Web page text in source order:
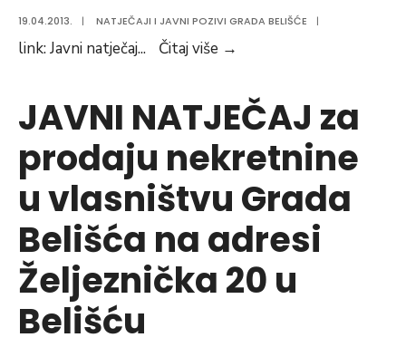
19.04.2013. | NATJEČAJI I JAVNI POZIVI GRADA BELIŠĆE |
link: Javni natječaj... Čitaj više →
ZA
PRIJAM
SLUŽBENIKA
U
SLUŽBU,
RADNO
MJESTO
SAVJETNIK
JAVNI NATJEČAJ za
prodaju nekretnine
u vlasništvu Grada
Belišća na adresi
Željeznička 20 u
Belišću